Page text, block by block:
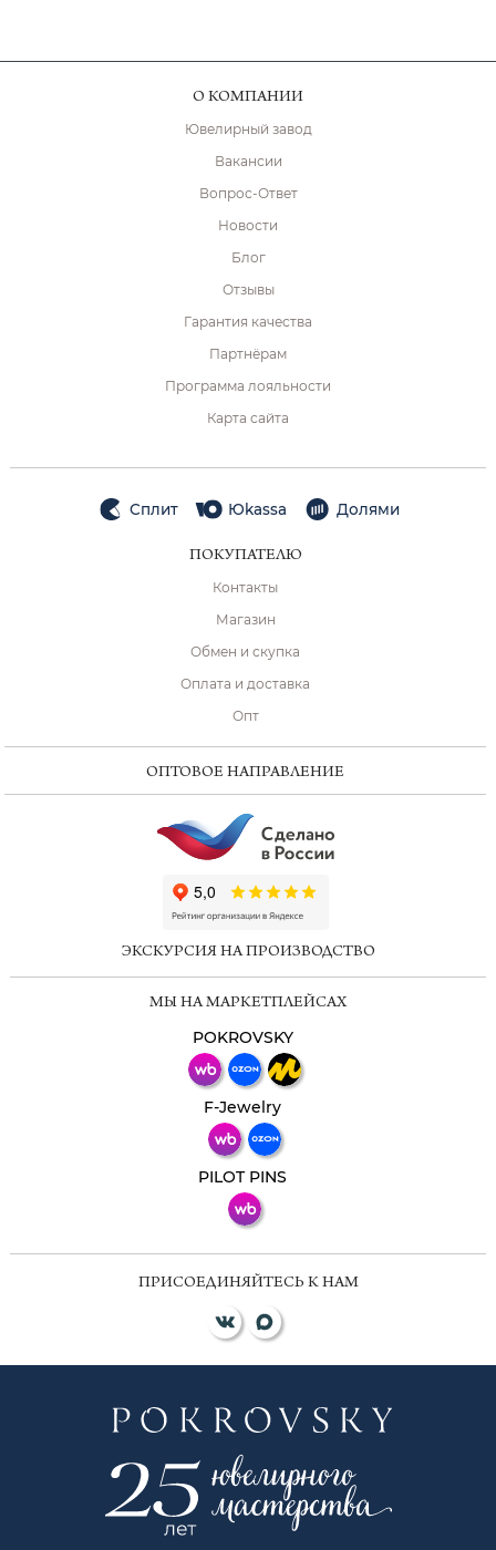
О КОМПАНИИ
Ювелирный завод
Вакансии
Вопрос-Ответ
Новости
Блог
Отзывы
Гарантия качества
Партнёрам
Программа лояльности
Карта сайта
Сплит Юkassa Долями
ПОКУПАТЕЛЮ
Контакты
Магазин
Обмен и скупка
Оплата и доставка
Опт
ОПТОВОЕ НАПРАВЛЕНИЕ
ЭКСКУРСИЯ НА ПРОИЗВОДСТВО
МЫ НА МАРКЕТПЛЕЙСАХ
POKROVSKY
F-Jewelry
PILOT PINS
ПРИСОЕДИНЯЙТЕСЬ К НАМ